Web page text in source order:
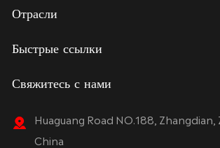
Отрасли
Быстрые ссылки
Свяжитесь с нами
Huaguang Road NO.188,
China